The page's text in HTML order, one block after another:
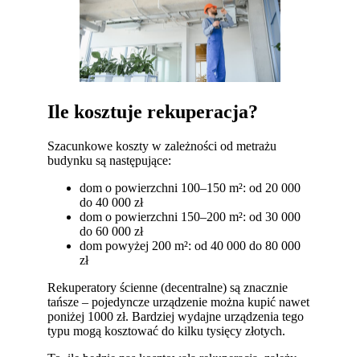
Ile kosztuje rekuperacja?
Szacunkowe koszty w zależności od metrażu
budynku są następujące:
dom o powierzchni 100–150 m²: od 20 000
do 40 000 zł
dom o powierzchni 150–200 m²: od 30 000
do 60 000 zł
dom powyżej 200 m²: od 40 000 do 80 000
zł
Rekuperatory ścienne (decentralne) są znacznie
tańsze – pojedyncze urządzenie można kupić nawet
poniżej 1000 zł. Bardziej wydajne urządzenia tego
typu mogą kosztować do kilku tysięcy złotych.